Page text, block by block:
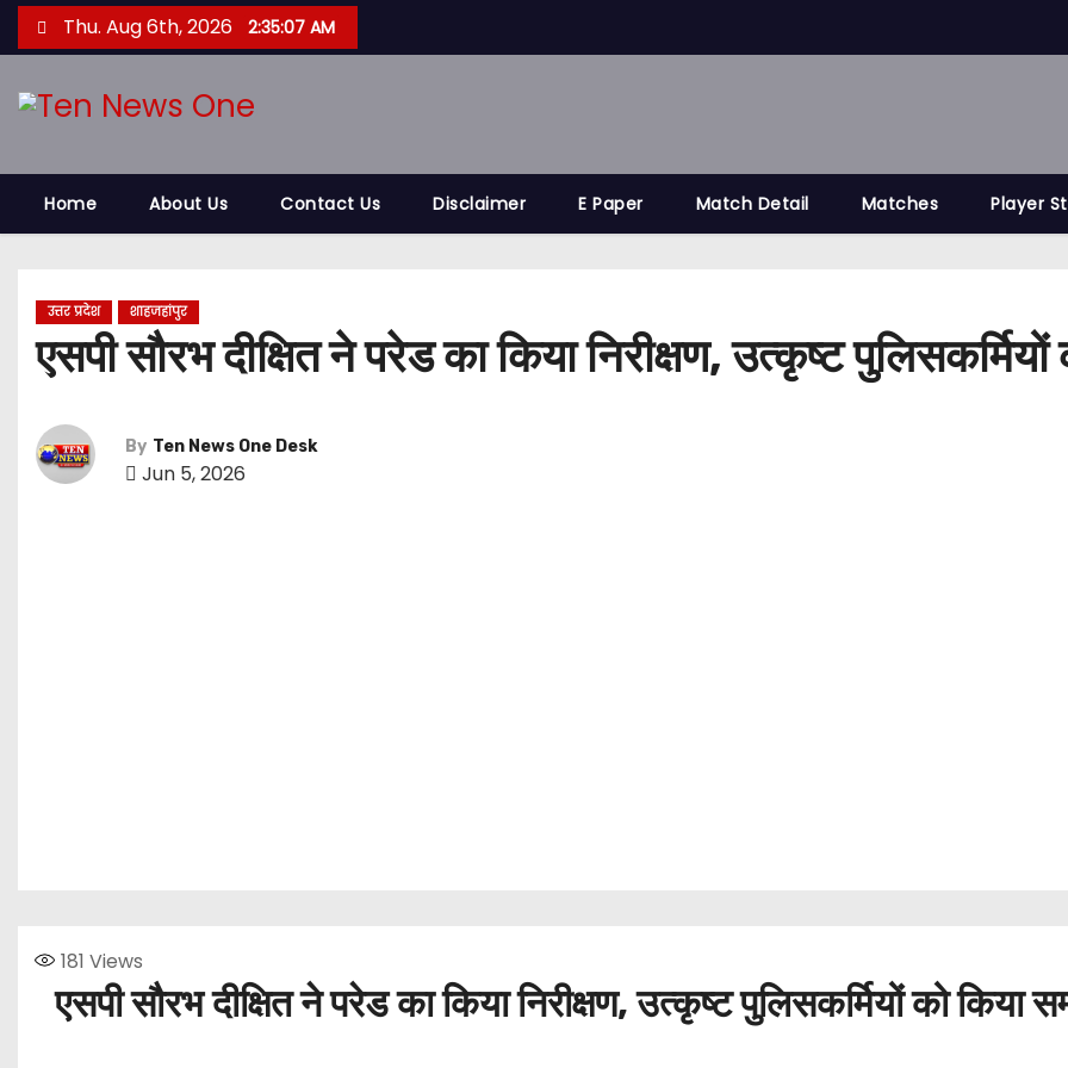
k
o
Thu. Aug 6th, 2026 2:35:08 AM
Home About Us Contact Us Disclaimer E Paper Match Detail Matches Player
उत्तर प्रदेश शाहजहांपुर
एसपी सौरभ दीक्षित ने परेड का किया निरीक्षण, उत्कृष्ट
By Ten News One Desk
Jun 5, 2026
181 Views
एसपी सौरभ दीक्षित ने परेड का किया निरीक्षण, उत्कृष्ट पुलिसकर्मियों को किया